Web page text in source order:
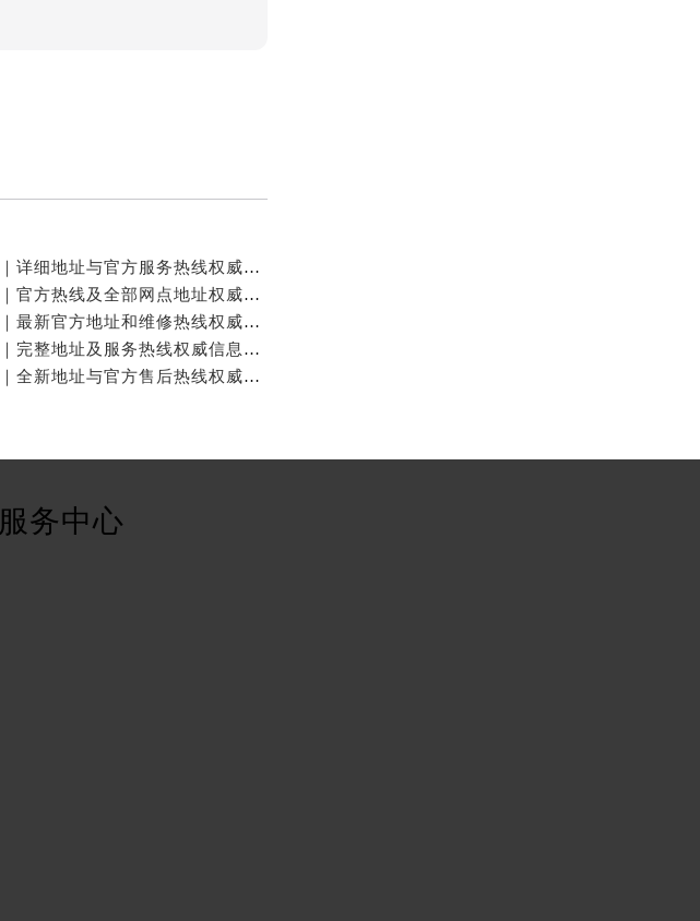
成都宝珀官方售后服务中心｜详细地址与官方服务热线权威信息公示（2026年7月最新）
成都宝珀官方售后服务中心｜官方热线及全部网点地址权威信息公示（2026年7月最新）
成都宝珀官方售后服务中心｜最新官方地址和维修热线权威信息公示（2026年7月最新）
成都宝珀官方售后服务中心｜完整地址及服务热线权威信息公示（2026年7月最新）
成都宝珀官方售后服务中心｜全新地址与官方售后热线权威信息公示（2026年7月最新）
务中心